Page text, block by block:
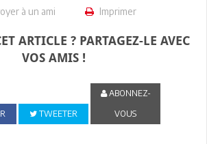
à un ami Imprimer
ARTICLE ? PARTAGEZ-LE AVEC
VOS AMIS !
TWEETER
ABONNEZ-
VOUS